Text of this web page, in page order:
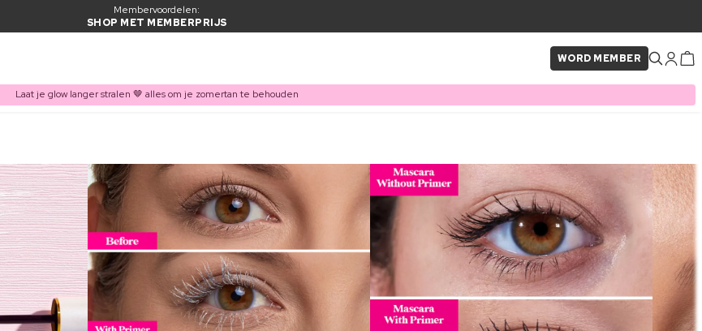
Membervoordelen:
SHOP MET MEMBERPRIJS
WORD MEMBER
Laat je glow langer stralen 🤎 alles om je zomertan te behouden